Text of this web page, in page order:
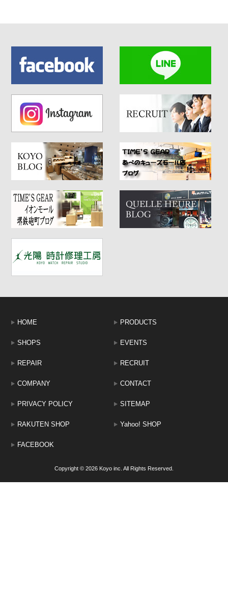
HOME PRODUCTS
SHOPS EVENTS
REPAIR RECRUIT
COMPANY CONTACT
PRIVACY POLICY SITEMAP
RAKUTEN SHOP Yahoo! SHOP
FACEBOOK
Copyright © 2026 Koyo inc. All Rights Reserved.